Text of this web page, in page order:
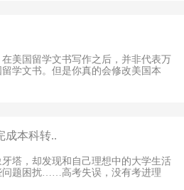
美国留学文书写作之后，并非代表万
学文书。但是你真的会修改美国本
成本科转..
塔，却发现和自己理想中的大学生活
问题困扰……高考失误，没有考进理